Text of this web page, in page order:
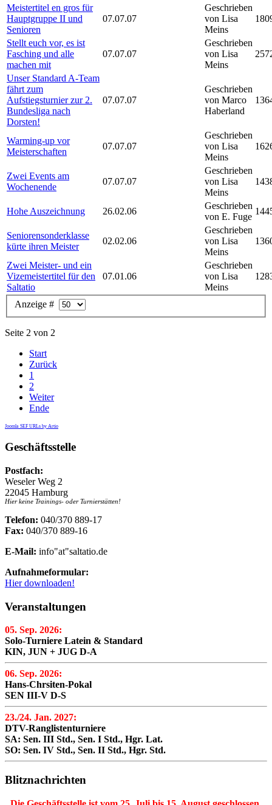
Meistertitel en gros für
Hauptgruppe II und
Senioren
07.07.07
Geschrieben
von Lisa
Meins
Stellt euch vor, es ist
Fasching und alle
machen mit
07.07.07
Geschrieben
von Lisa
Meins
Unser Standard A-Team
fährt zum
Aufstiegsturnier zur 2.
Bundesliga nach
Dorsten!
07.07.07
Geschrieben
von Marco
Haberland
Warming-up vor
Meisterschaften
07.07.07
Geschrieben
von Lisa
Meins
Zwei Events am
Wochenende
07.07.07
Geschrieben
von Lisa
Meins
Hohe Auszeichnung 26.02.06
Geschrieben
von E. Fuge
Seniorensonderklasse
kürte ihren Meister
02.02.06
Geschrieben
von Lisa
Meins
Zwei Meister- und ein
Vizemeistertitel für den
Saltatio
07.01.06
Geschrieben
von Lisa
Meins
Anzeige #
Seite 2 von 2
Start
Zurück
1
2
Weiter
Ende
Joomla SEF URLs by Artio
Geschäftsstelle
Postfach:
Weseler Weg 2
22045 Hamburg
Hier keine Trainings- oder Turnierstätten!
Telefon: 040/370 889-17
Fax: 040/370 889-16
E-Mail: info"at"saltatio.de
Aufnahmeformular:
Hier downloaden!
Veranstaltungen
05. Sep. 2026:
Solo-Turniere Latein & Standard
KIN, JUN + JUG D-A
06. Sep. 2026:
Hans-Chrsiten-Pokal
SEN III-V D-S
23./24. Jan. 2027:
DTV-Ranglistenturniere
SA: Sen. III Std., Sen. I Std., Hgr. Lat.
SO: Sen. IV Std., Sen. II Std., Hgr. Std.
Blitznachrichten